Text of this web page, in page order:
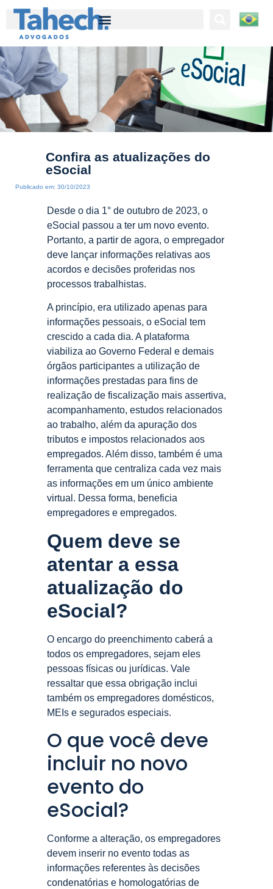
Confira as atualizações do
eSocial
Publicado em: 30/10/2023
Desde o dia 1° de outubro de 2023, o
eSocial passou a ter um novo evento.
Portanto, a partir de agora, o empregador
deve lançar informações relativas aos
acordos e decisões proferidas nos
processos trabalhistas.
A princípio, era utilizado apenas para
informações pessoais, o eSocial tem
crescido a cada dia. A plataforma
viabiliza ao Governo Federal e demais
órgãos participantes a utilização de
informações prestadas para fins de
realização de fiscalização mais assertiva,
acompanhamento, estudos relacionados
ao trabalho, além da apuração dos
tributos e impostos relacionados aos
empregados. Além disso, também é uma
ferramenta que centraliza cada vez mais
as informações em um único ambiente
virtual. Dessa forma, beneficia
empregadores e empregados.
Quem deve se
atentar a essa
atualização do
eSocial?
O encargo do preenchimento caberá a
todos os empregadores, sejam eles
pessoas físicas ou jurídicas. Vale
ressaltar que essa obrigação inclui
também os empregadores domésticos,
MEIs e segurados especiais.
O que você deve
incluir no novo
evento do
eSocial?
Conforme a alteração, os empregadores
devem inserir no evento todas as
informações referentes às decisões
condenatórias e homologatórias de